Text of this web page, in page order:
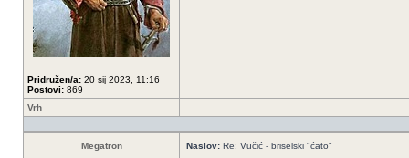
Pridružen/a: 20 sij 2023, 11:16
Postovi: 869
Vrh
Megatron Naslov: Re: Vučić - briselski "ćato"